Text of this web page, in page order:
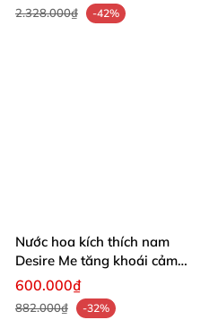
2.328.000₫ -42%
Nước hoa kích thích nam
Desire Me tăng khoái cảm
mạnh mẽ
600.000₫
882.000₫ -32%